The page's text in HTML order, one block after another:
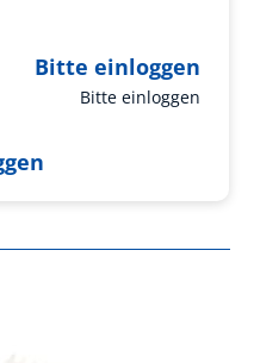
Bitte einloggen
Bitte einloggen